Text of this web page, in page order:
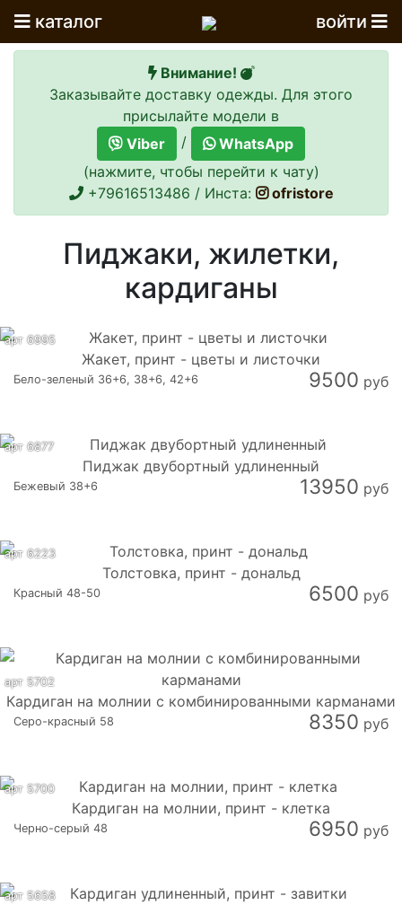
каталог войти
Внимание!
Заказывайте доставку одежды. Для этого
присылайте модели в
Viber
/
WhatsApp
(нажмите, чтобы перейти к чату)
+79616513486 / Инста:
ofristore
Пиджаки, жилетки,
кардиганы
арт 6995
Жакет, принт - цветы и листочки
Бело-зеленый 36+6, 38+6, 42+6 9500 руб
арт 6877
Пиджак двубортный удлиненный
Бежевый 38+6 13950 руб
арт 6223
Толстовка, принт - дональд
Красный 48-50 6500 руб
арт 5702
Кардиган на молнии с комбинированными карманами
Серо-красный 58 8350 руб
арт 5700
Кардиган на молнии, принт - клетка
Черно-серый 48 6950 руб
арт 5658